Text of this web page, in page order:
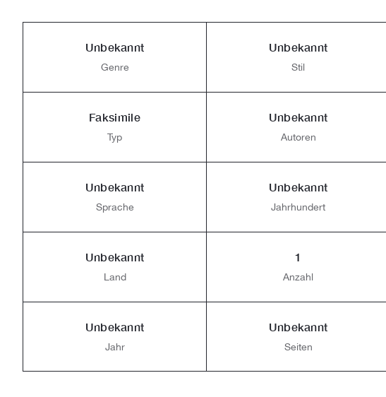
Unbekannt
Genre
Unbekannt
Stil
Faksimile
Typ
Unbekannt
Autoren
Unbekannt
Sprache
Unbekannt
Jahrhundert
Unbekannt
Land
1
Anzahl
Unbekannt
Jahr
Unbekannt
Seiten